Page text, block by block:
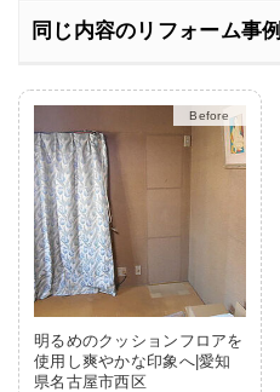
同じ内容のリフォーム事例
After
明るめのクッションフロアを
使用し爽やかな印象へ|愛知
県名古屋市西区